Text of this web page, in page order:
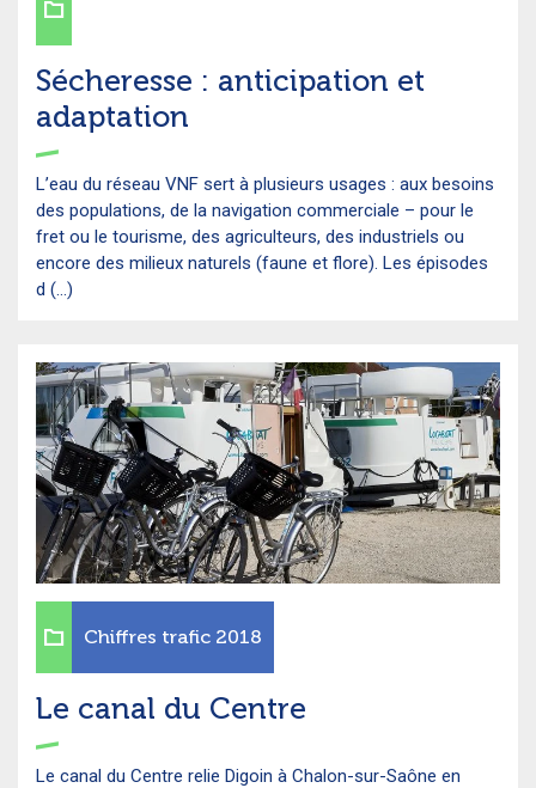
Sécheresse : anticipation et
adaptation
L’eau du réseau VNF sert à plusieurs usages : aux besoins
des populations, de la navigation commerciale – pour le
fret ou le tourisme, des agriculteurs, des industriels ou
encore des milieux naturels (faune et flore). Les épisodes
d (...)
Le canal du Centre
Le canal du Centre relie Digoin à Chalon-sur-Saône en
Chiffres trafic 2018